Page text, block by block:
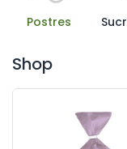
Postres
Shop